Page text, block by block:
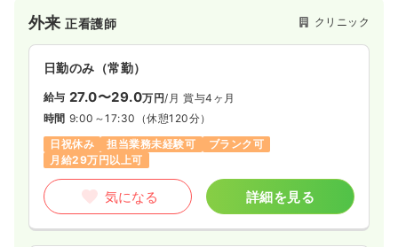
外来正看護師 クリニック
日勤のみ（常勤）
給与 27.0〜29.0万円/月 賞与4ヶ月
時間 9:00～17:30 （休憩120分）
日祝休み
担当業務未経験可
ブランク可
月給29万円以上可
気になる 詳細を見る